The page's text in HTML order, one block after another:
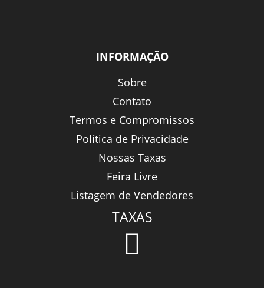
INFORMAÇÃO
Sobre
Contato
Termos e Compromissos
Política de Privacidade
Nossas Taxas
Feira Livre
Listagem de Vendedores
TAXAS